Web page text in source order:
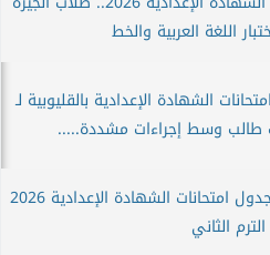
اللغة العربية والخط
الشهادة الإعدادية بالقليوبية لـ
رسميًا.. جدول امتحانات الشهادة الإعدادية 2026
الثاني